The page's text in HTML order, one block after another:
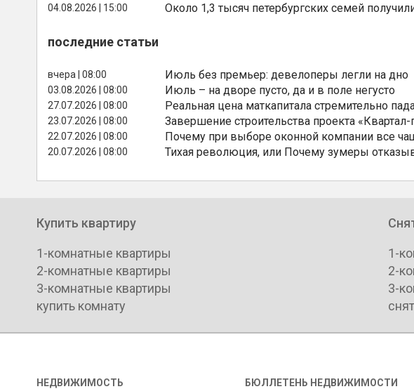
04.08.2026 | 15:00 Около 1,3 тысяч петербургских семей
последние статьи
вчера | 08:00 Июль без премьер: девелоперы легли на дно
03.08.2026 | 08:00 Июль – на дворе пусто, да и в поле негусто
27.07.2026 | 08:00 Реальная цена маткапитала стремительно
23.07.2026 | 08:00 Завершение строительства проекта
22.07.2026 | 08:00 Почему при выборе оконной компании все
20.07.2026 | 08:00 Тихая революция, или Почему зумеры
Купить квартиру
1-комнатные квартиры
2-комнатные квартиры
3-комнатные квартиры
купить комнату
1-
2-
3-
НЕДВИЖИМОСТЬ БЮЛЛЕТЕНЬ НЕДВИЖИМОСТИ